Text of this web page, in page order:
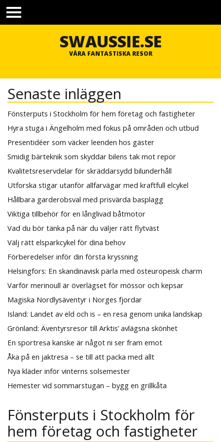
TOGGLE
SWAUSSIE.SE
VÅRA FANTASTISKA RESOR
Senaste inläggen
Fönsterputs i Stockholm för hem företag och fastigheter
Hyra stuga i Ängelholm med fokus på områden och utbud
Presentidéer som väcker leenden hos gäster
Smidig bärteknik som skyddar bilens tak mot repor
Kvalitetsreservdelar för skräddarsydd bilunderhåll
Utforska stigar utanför allfarvägar med kraftfull elcykel
Hållbara garderobsval med prisvärda basplagg
Viktiga tillbehör för en långlivad båtmotor
Vad du bör tänka på när du väljer rätt flytväst
Välj rätt elsparkcykel för dina behov
Förberedelser inför din första kryssning
Helsingfors: En skandinavisk pärla med östeuropeisk charm
Varför merinoull är överlägset för mössor och kepsar
Magiska Nordlysäventyr i Norges fjordar
Island: Landet av eld och is – en resa genom unika landskap
Grönland: Äventyrsresor till Arktis’ avlägsna skönhet
En sportresa kanske är något ni ser fram emot
Åka på en jaktresa – se till att packa med allt
Nya kläder inför vinterns solsemester
Hemester vid sommarstugan – bygg en grillkåta
Fönsterputs i Stockholm för
hem företag och fastigheter